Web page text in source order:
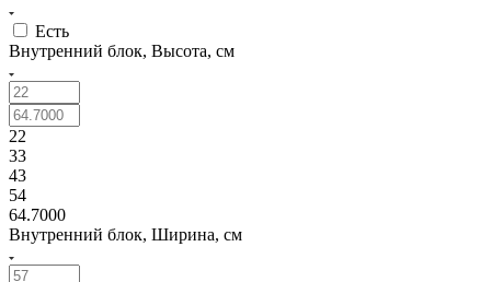
Есть
Внутренний блок, Высота, см
22
33
43
54
64.7000
Внутренний блок, Ширина, см